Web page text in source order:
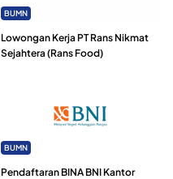
BUMN
Lowongan Kerja PT Rans Nikmat
Sejahtera (Rans Food)
BUMN
Pendaftaran BINA BNI Kantor